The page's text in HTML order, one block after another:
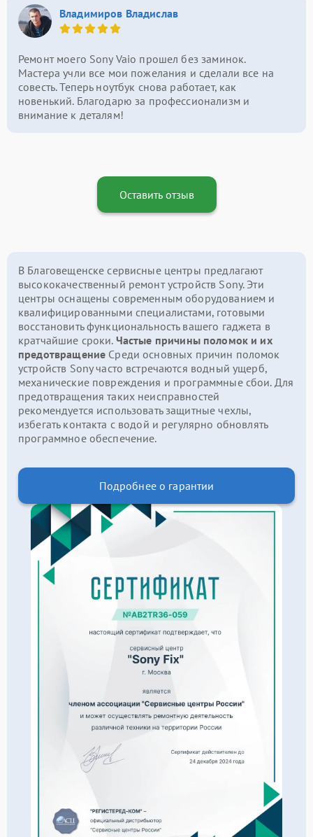
Владимиров Владислав
Ремонт моего Sony Vaio прошел без заминок.
Мастера учли все мои пожелания и сделали все на
совесть. Теперь ноутбук снова работает, как
новенький. Благодарю за профессионализм и
внимание к деталям!
Оставить отзыв
В Благовещенске сервисные центры предлагают
высококачественный ремонт устройств Sony. Эти
центры оснащены современным оборудованием и
квалифицированными специалистами, готовыми
восстановить функциональность вашего гаджета в
кратчайшие сроки. Частые причины поломок и их
предотвращение Среди основных причин поломок
устройств Sony часто встречаются водный ущерб,
механические повреждения и программные сбои. Для
предотвращения таких неисправностей
рекомендуется использовать защитные чехлы,
избегать контакта с водой и регулярно обновлять
программное обеспечение.
Подробнее о гарантии